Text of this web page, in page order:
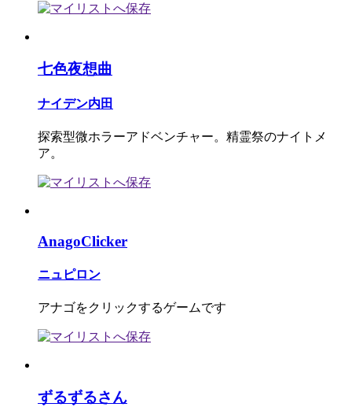
七色夜想曲
ナイデン内田
探索型微ホラーアドベンチャー。精霊祭のナイトメ
ア。
AnagoClicker
ニュピロン
アナゴをクリックするゲームです
ずるずるさん